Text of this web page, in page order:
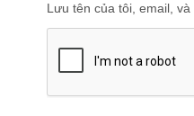
Lưu tên của tôi, email,